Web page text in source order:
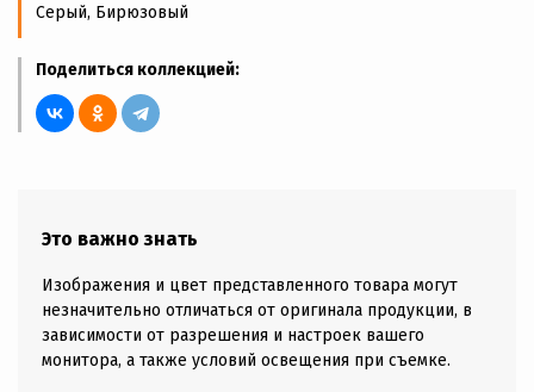
Серый, Бирюзовый
Поделиться коллекцией:
Это важно знать
Изображения и цвет представленного товара могут
незначительно отличаться от оригинала продукции, в
зависимости от разрешения и настроек вашего
монитора, а также условий освещения при съемке.